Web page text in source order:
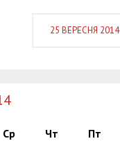
25 ВЕРЕСНЯ 2014
Ср Чт Пт